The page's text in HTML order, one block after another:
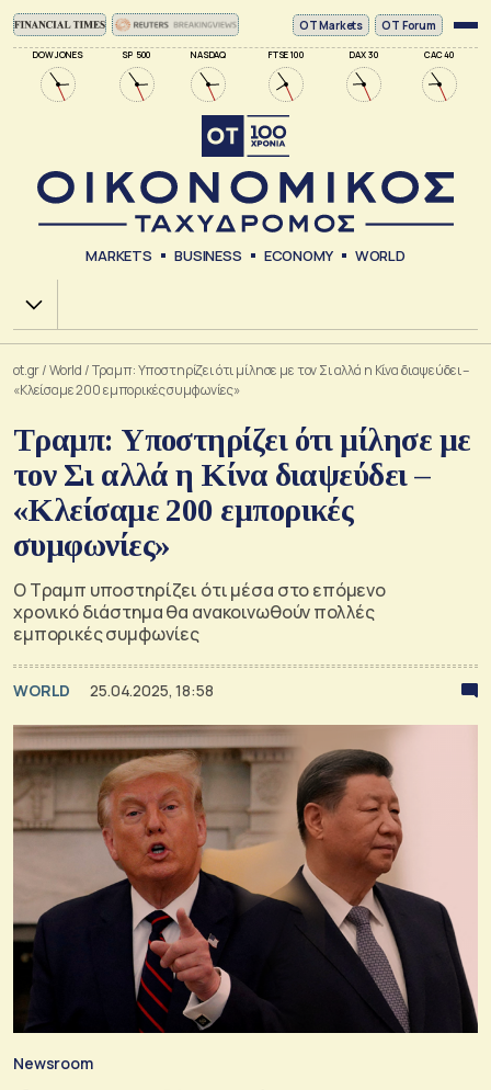
DOW JONES SP 500 NASDAQ FTSE 100 DAX 30 CAC 40
ΟΤ Markets OT Forum
MARKETS BUSINESS ECONOMY WORLD
Χ.Α.
ot.gr/World /Τραμπ: Υποστηρίζει ότι μίλησε με τον Σι αλλά η Κίνα διαψεύδει –
«Κλείσαμε 200 εμπορικές συμφωνίες»
Τραμπ: Υποστηρίζει ότι μίλησε με
τον Σι αλλά η Κίνα διαψεύδει –
«Κλείσαμε 200 εμπορικές
συμφωνίες»
Ο Τραμπ υποστηρίζει ότι μέσα στο επόμενο
χρονικό διάστημα θα ανακοινωθούν πολλές
εμπορικές συμφωνίες
WORLD 25.04.2025, 18:58
Newsroom